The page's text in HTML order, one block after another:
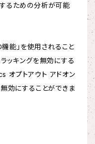
るための分析が可能
能」を使用されること
ッキングを無効にする
オプトアウト アドオン
効にすることができま